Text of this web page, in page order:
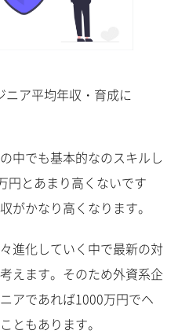
ニア平均年収・育成に
中でも基本的なのスキルし
円とあまり高くないです
がかなり高くなります。
進化していく中で最新の対
えます。そのため外資系企
アであれば1000万円でヘ
ともあります。